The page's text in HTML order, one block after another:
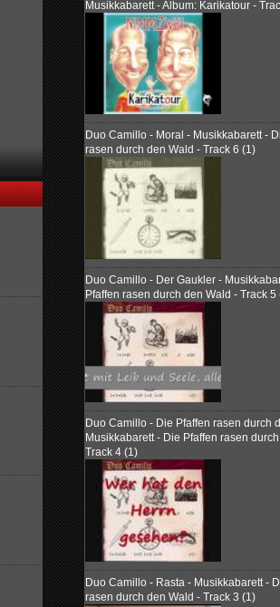
Musikkabarett - Album: Karikatour -
Duo Camillo - Moral - Musikkabarett -
rasen durch den Wald - Track 6 (1)
Duo Camillo - Der Gaukler -
Pfaffen rasen durch den Wald - Track 5
Duo Camillo - Die Pfaffen rasen durch
Musikkabarett - Die Pfaffen rasen
Track 4 (1)
Duo Camillo - Rasta - Musikkabarett -
rasen durch den Wald - Track 3 (1)